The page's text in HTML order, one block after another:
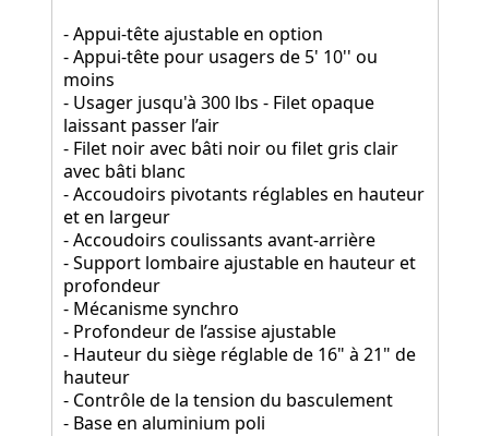
- Appui-tête ajustable en option
- Appui-tête pour usagers de 5' 10'' ou
moins
- Usager jusqu'à 300 lbs - Filet opaque
laissant passer l’air
- Filet noir avec bâti noir ou filet gris clair
avec bâti blanc
- Accoudoirs pivotants réglables en hauteur
et en largeur
- Accoudoirs coulissants avant-arrière
- Support lombaire ajustable en hauteur et
profondeur
- Mécanisme synchro
- Profondeur de l’assise ajustable
- Hauteur du siège réglable de 16" à 21" de
hauteur
- Contrôle de la tension du basculement
- Base en aluminium poli